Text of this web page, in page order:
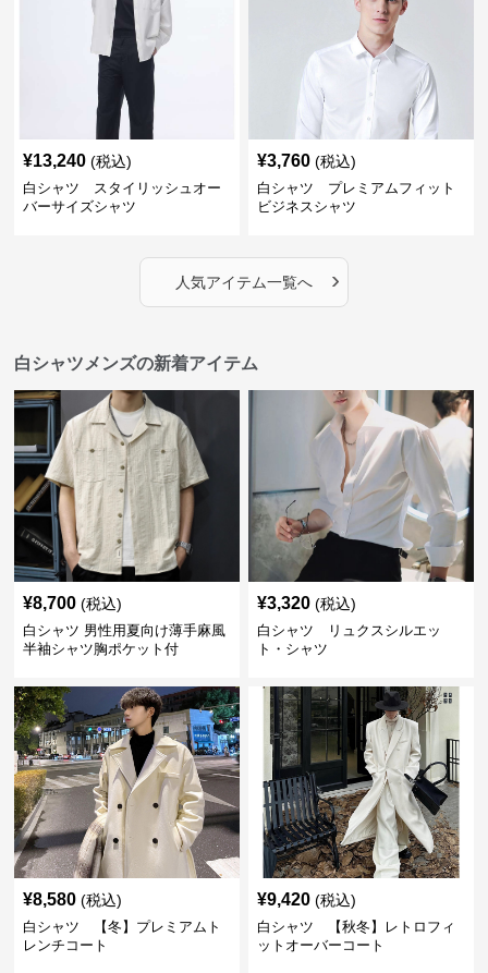
¥13,240 (税込)
白シャツ スタイリッシュオー
バーサイズシャツ
¥3,760 (税込)
白シャツ プレミアムフィット
ビジネスシャツ
人気アイテム一覧へ ›
白シャツメンズの新着アイテム
¥8,700 (税込)
白シャツ 男性用夏向け薄手麻風
半袖シャツ胸ポケット付
¥3,320 (税込)
白シャツ リュクスシルエッ
ト・シャツ
¥8,580 (税込)
白シャツ 【冬】プレミアムト
レンチコート
¥9,420 (税込)
白シャツ 【秋冬】レトロフィ
ットオーバーコート